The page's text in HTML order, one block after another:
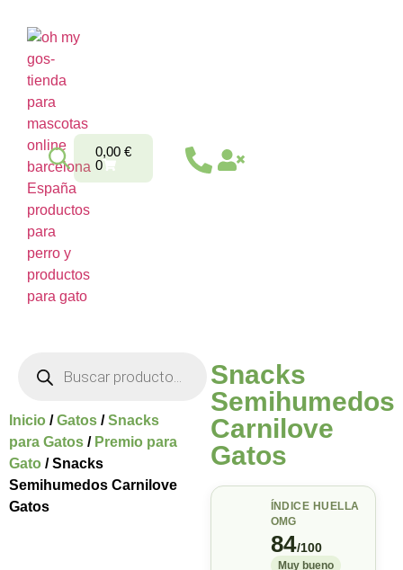
0,00 €
0
Inicio /Gatos /Snacks
para Gatos / Premio para
Gato / Snacks
Semihumedos Carnilove
Gatos
Snacks
Semihumedos
Carnilove
Gatos
ÍNDICE HUELLA
OMG
84/100
Muy bueno